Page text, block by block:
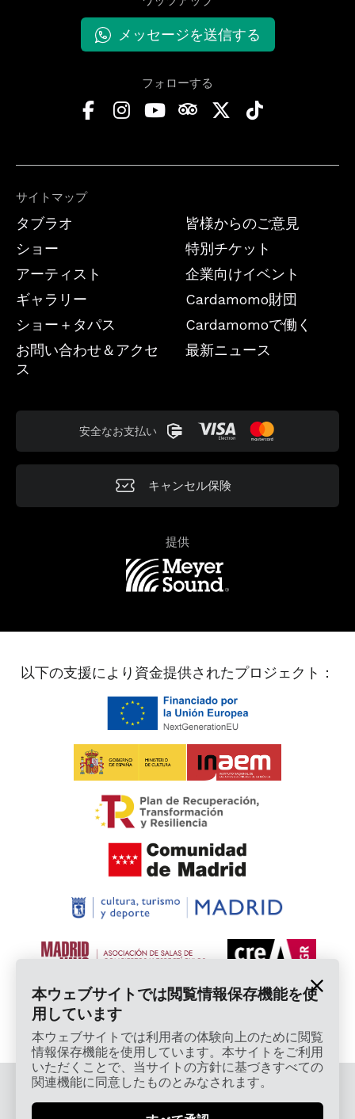
サイトマップ
タブラオ
ショー
アーティスト
ギャラリー
ショー＋タパス
お問い合わせ＆アクセ
ス
皆様からのご意見
特別チケット
企業向けイベント
Cardamomo財団
Cardamomoで働く
最新ニュース
メッセージを送信する
フォローする
安全なお支払い
キャンセル保険
提供
以下の支援により資金提供されたプロジェクト：
© 2026 Cardamomo Flamenco Madrid - 著作権保護
済み
本ウェブサイトでは閲覧情報保存機能を使
用しています
本ウェブサイトでは利用者の体験向上のために閲覧
情報保存機能を使用しています。本サイトをご利用
いただくことで、当サイトの方針に基づきすべての
関連機能に同意したものとみなされます。